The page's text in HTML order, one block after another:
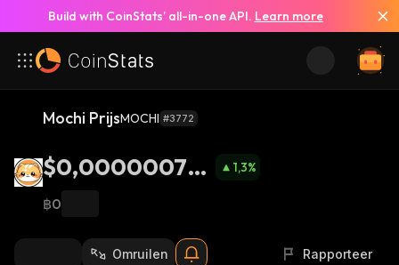
Build with CoinStats’ all-in-one API. Learn more
Mochi PrijsMOCHI #3772
$0,000000749
3
1,3%
฿0
Omruilen Rapporteer